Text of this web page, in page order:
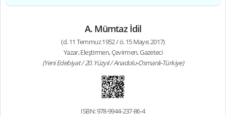
A. Mümtaz İdil
(d. 11 Temmuz 1952 / ö. 15 Mayıs 2017)
Yazar, Eleştirmen, Çevirmen, Gazeteci
(Yeni Edebiyat / 20. Yüzyıl / Anadolu-Osmanlı-Türkiye)
ISBN: 978-9944-237-86-4